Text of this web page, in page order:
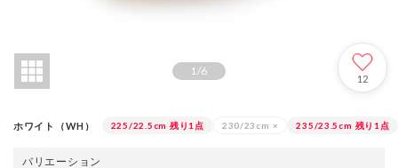
1/6
12
ホワイト（WH） 225/22.5cm 残り1点 230/23cm × 235/23.5cm 残り1点
バリエーション